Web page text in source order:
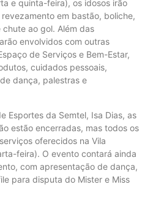
e quinta-feira), os idosos irão
em bastão, boliche,
ao gol. Além das
envolvidos com outras
de Serviços e Bem-Estar,
cuidados pessoais,
dança, palestras e
Esportes da Semtel, Isa Dias, as
estão encerradas, mas todos os
oferecidos na Vila
feira). O evento contará ainda
com apresentação de dança,
para disputa do Mister e Miss